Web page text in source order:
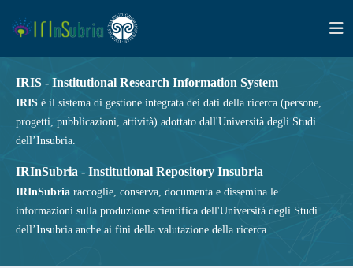
IRIS - Institutional Research Information System
IRIS è il sistema di gestione integrata dei dati della ricerca (persone,
progetti, pubblicazioni, attività) adottato dall'Università degli Studi
dell’Insubria.
IRInSubria - Institutional Repository Insubria
IRInSubria raccoglie, conserva, documenta e dissemina le
informazioni sulla produzione scientifica dell'Università degli Studi
dell’Insubria anche ai fini della valutazione della ricerca.